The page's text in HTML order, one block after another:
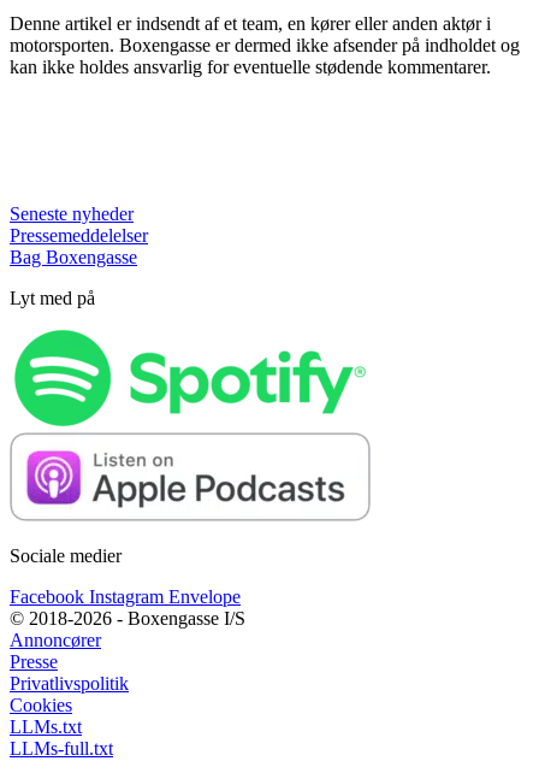
Denne artikel er indsendt af et team, en kører eller anden aktør i
motorsporten. Boxengasse er dermed ikke afsender på indholdet og
kan ikke holdes ansvarlig for eventuelle stødende kommentarer.
Seneste nyheder
Pressemeddelelser
Bag Boxengasse
Lyt med på
Sociale medier
Facebook Instagram Envelope
© 2018-2026 - Boxengasse I/S
Annoncører
Presse
Privatlivspolitik
Cookies
LLMs.txt
LLMs-full.txt